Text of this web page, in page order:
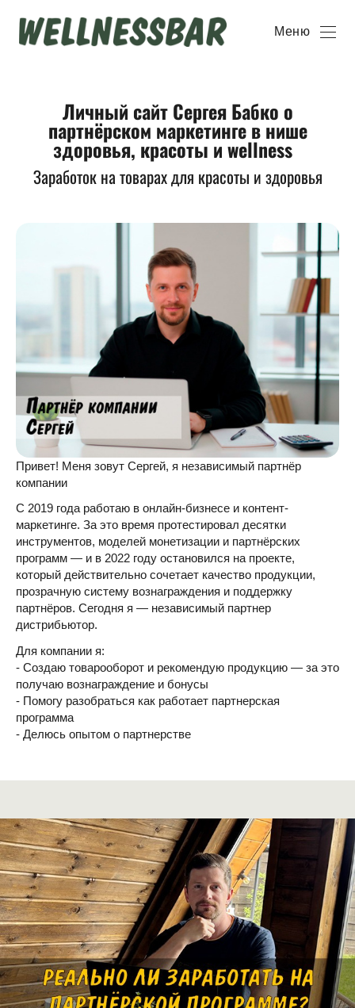
Меню
Личный сайт Сергея Бабко о
партнёрском маркетинге в нише
здоровья, красоты и wellness
Заработок на товарах для красоты и здоровья
Привет! Меня зовут Сергей, я независимый партнёр
компании
С 2019 года работаю в онлайн-бизнесе и контент-
маркетинге. За это время протестировал десятки
инструментов, моделей монетизации и партнёрских
программ — и в 2022 году остановился на проекте,
который действительно сочетает качество продукции,
прозрачную систему вознаграждения и поддержку
партнёров. Сегодня я — независимый партнер
дистрибьютор.
Для компании я:
- Создаю товарооборот и рекомендую продукцию — за это
получаю вознаграждение и бонусы
- Помогу разобраться как работает партнерская
программа
- Делюсь опытом о партнерстве